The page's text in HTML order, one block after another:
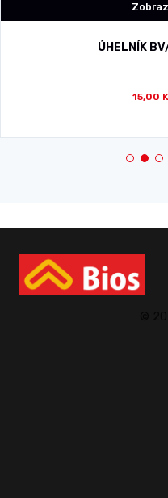
ÚHELNÍK
15,00